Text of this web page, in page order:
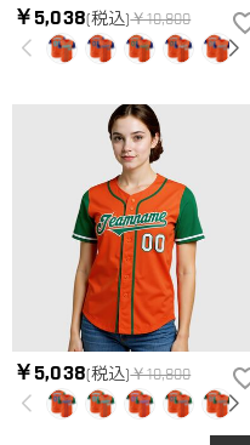
￥5,038(税込)￥10,800
￥5,038(税込)￥10,800